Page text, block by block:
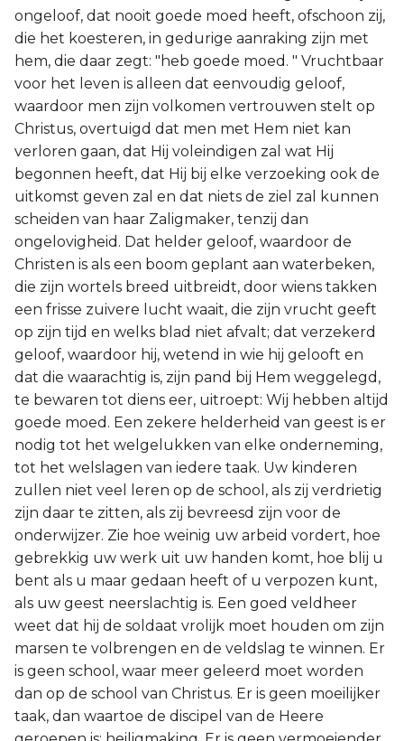
ongeloof, dat nooit goede moed heeft, ofschoon zij,
die het koesteren, in gedurige aanraking zijn met
hem, die daar zegt: "heb goede moed. " Vruchtbaar
voor het leven is alleen dat eenvoudig geloof,
waardoor men zijn volkomen vertrouwen stelt op
Christus, overtuigd dat men met Hem niet kan
verloren gaan, dat Hij voleindigen zal wat Hij
begonnen heeft, dat Hij bij elke verzoeking ook de
uitkomst geven zal en dat niets de ziel zal kunnen
scheiden van haar Zaligmaker, tenzij dan
ongelovigheid. Dat helder geloof, waardoor de
Christen is als een boom geplant aan waterbeken,
die zijn wortels breed uitbreidt, door wiens takken
een frisse zuivere lucht waait, die zijn vrucht geeft
op zijn tijd en welks blad niet afvalt; dat verzekerd
geloof, waardoor hij, wetend in wie hij gelooft en
dat die waarachtig is, zijn pand bij Hem weggelegd,
te bewaren tot diens eer, uitroept: Wij hebben altijd
goede moed. Een zekere helderheid van geest is er
nodig tot het welgelukken van elke onderneming,
tot het welslagen van iedere taak. Uw kinderen
zullen niet veel leren op de school, als zij verdrietig
zijn daar te zitten, als zij bevreesd zijn voor de
onderwijzer. Zie hoe weinig uw arbeid vordert, hoe
gebrekkig uw werk uit uw handen komt, hoe blij u
bent als u maar gedaan heeft of u verpozen kunt,
als uw geest neerslachtig is. Een goed veldheer
weet dat hij de soldaat vrolijk moet houden om zijn
marsen te volbrengen en de veldslag te winnen. Er
is geen school, waar meer geleerd moet worden
dan op de school van Christus. Er is geen moeilijker
taak, dan waartoe de discipel van de Heere